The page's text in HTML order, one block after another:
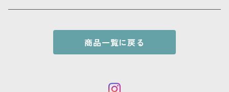
商品一覧に戻る